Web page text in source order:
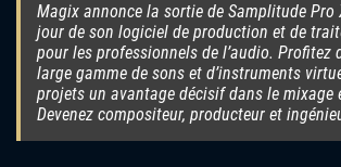
Magix annonce la sortie de Samplitude Pro
jour de son logiciel de production et de
pour les professionnels de l’audio. Profitez
large gamme de sons et d’instruments
projets un avantage décisif dans le mixage
Devenez compositeur, producteur et